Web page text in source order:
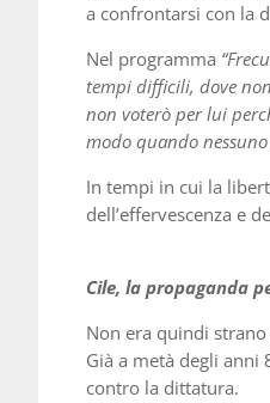
a confrontarsi con la
Nel programma
tempi difficili, dove
non voterò per lui
modo quando
In tempi in cui la
dell’effervescenza e
Cile, la propaganda
Non era quindi
Già a metà degli anni
contro la dittatura.